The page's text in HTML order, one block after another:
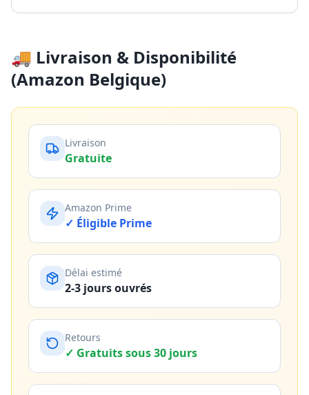
🚚 Livraison & Disponibilité
(Amazon Belgique)
Livraison
Gratuite
Amazon Prime
✓ Éligible Prime
Délai estimé
2-3 jours ouvrés
Retours
✓ Gratuits sous 30 jours